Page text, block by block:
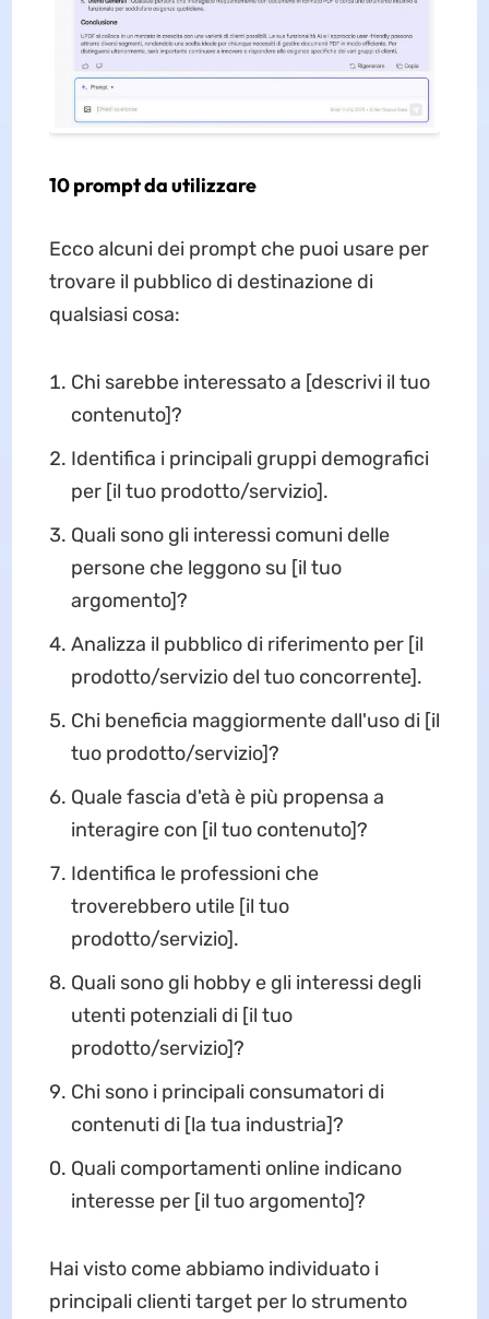
10 prompt da utilizzare
Ecco alcuni dei prompt che puoi usare per
trovare il pubblico di destinazione di
qualsiasi cosa:
Chi sarebbe interessato a [descrivi il tuo
contenuto]?
Identifica i principali gruppi demografici
per [il tuo prodotto/servizio].
Quali sono gli interessi comuni delle
persone che leggono su [il tuo
argomento]?
Analizza il pubblico di riferimento per [il
prodotto/servizio del tuo concorrente].
Chi beneficia maggiormente dall'uso di [il
tuo prodotto/servizio]?
Quale fascia d'età è più propensa a
interagire con [il tuo contenuto]?
Identifica le professioni che
troverebbero utile [il tuo
prodotto/servizio].
Quali sono gli hobby e gli interessi degli
utenti potenziali di [il tuo
prodotto/servizio]?
Chi sono i principali consumatori di
contenuti di [la tua industria]?
Quali comportamenti online indicano
interesse per [il tuo argomento]?
Hai visto come abbiamo individuato i
principali clienti target per lo strumento